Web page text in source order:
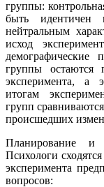
группы:
быть
нейтральным
исход
демографические
группы остаются
эксперимента, а
итогам
групп
происшедших
Планирование и
Психологи
эксперимента
вопросов: